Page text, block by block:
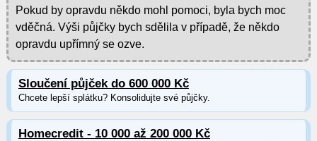
Pokud by opravdu někdo mohl pomoci, byla bych moc
vděčná. Výši půjčky bych sdělila v případě, že někdo
opravdu upřímný se ozve.
Sloučení půjček do 600 000 Kč
Chcete lepší splátku? Konsolidujte své půjčky.
Homecredit - 10 000 až 200 000 Kč